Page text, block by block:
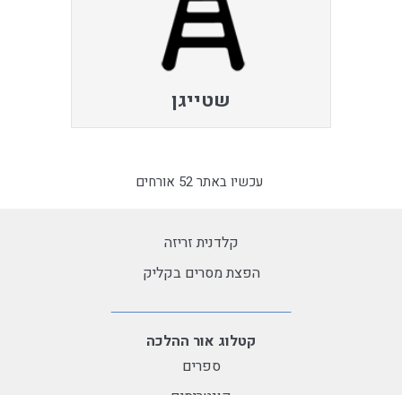
שטייגן
עכשיו באתר 52 אורחים
קלדנית זריזה
הפצת מסרים בקליק
קטלוג אור ההלכה
ספרים